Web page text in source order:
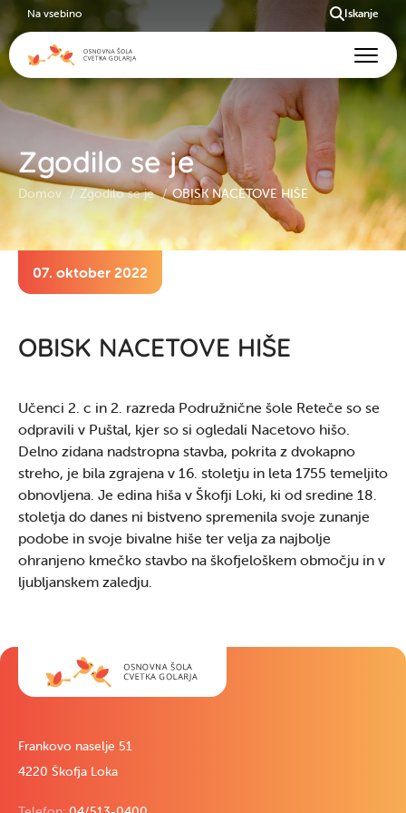
Zgodilo se je
Domov Zgodilo se je OBISK NACETOVE HIŠE
07. oktober 2022
OBISK NACETOVE HIŠE
Učenci 2. c in 2. razreda Podružnične šole Reteče so se
odpravili v Puštal, kjer so si ogledali Nacetovo hišo.
Delno zidana nadstropna stavba, pokrita z dvokapno
streho, je bila zgrajena v 16. stoletju in leta 1755 temeljito
obnovljena. Je edina hiša v Škofji Loki, ki od sredine 18.
stoletja do danes ni bistveno spremenila svoje zunanje
podobe in svoje bivalne hiše ter velja za najbolje
ohranjeno kmečko stavbo na škofjeloškem območju in v
ljubljanskem zaledju.
Frankovo naselje 51
4220 Škofja Loka
Na vsebino Iskanje